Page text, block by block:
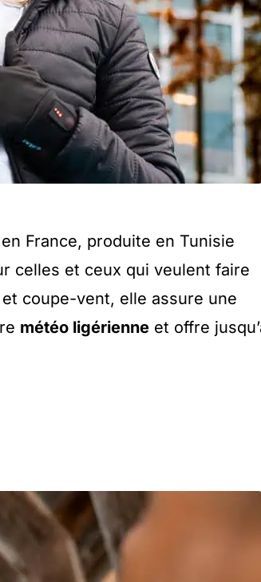
France, produite en Tunisie
celles et ceux qui veulent faire
coupe-vent, elle assure une
météo ligérienne et offre